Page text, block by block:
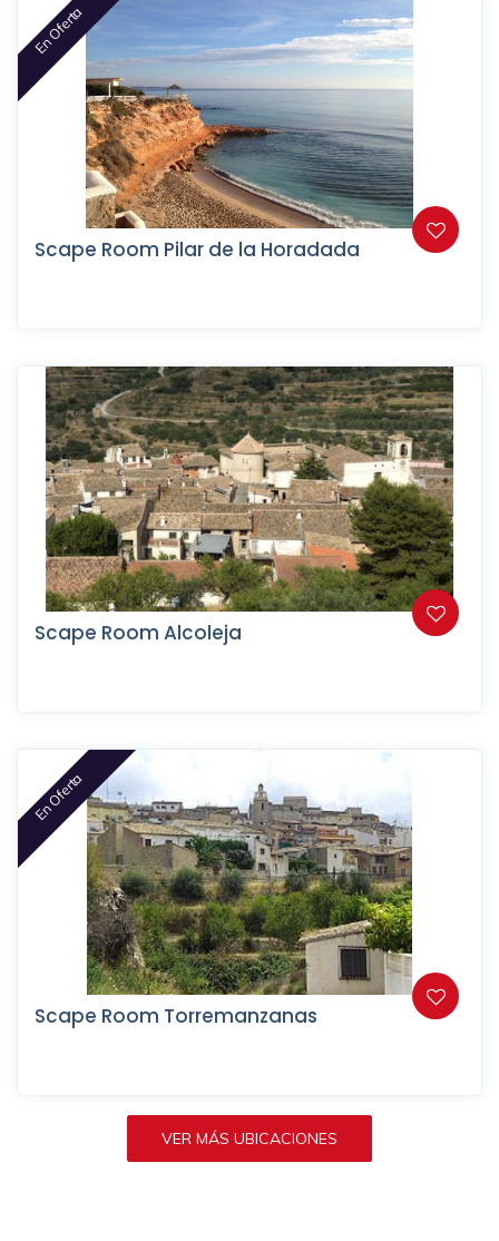
En Oferta
Scape Room Pilar de la Horadada
Scape Room Alcoleja
En Oferta
Scape Room Torremanzanas
VER MÁS UBICACIONES